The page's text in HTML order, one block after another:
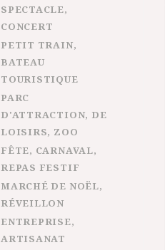
SPECTACLE,
CONCERT
PETIT TRAIN,
BATEAU
TOURISTIQUE
PARC
D'ATTRACTION, DE
LOISIRS, ZOO
FÊTE, CARNAVAL,
REPAS FESTIF
MARCHÉ DE NOËL,
RÉVEILLON
ENTREPRISE,
ARTISANAT